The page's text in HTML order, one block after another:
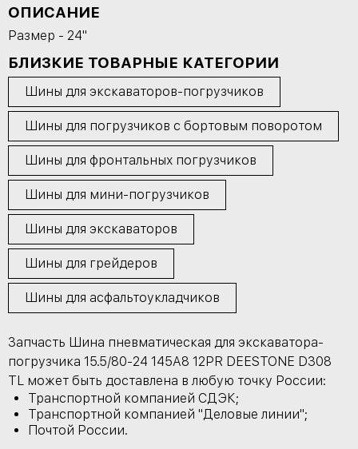
ОПИСАНИЕ
Размер - 24"
БЛИЗКИЕ ТОВАРНЫЕ КАТЕГОРИИ
Шины для экскаваторов-погрузчиков
Шины для погрузчиков с бортовым поворотом
Шины для фронтальных погрузчиков
Шины для мини-погрузчиков
Шины для экскаваторов
Шины для грейдеров
Шины для асфальтоукладчиков
Запчасть Шина пневматическая для экскаватора-
погрузчика 15.5/80-24 145A8 12PR DEESTONE D308
TL может быть доставлена в любую точку России:
Транспортной компанией СДЭК;
Транспортной компанией "Деловые линии";
Почтой России.